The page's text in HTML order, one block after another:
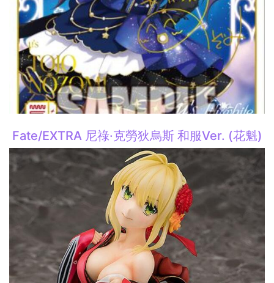
Fate/EXTRA 尼祿·克勞狄烏斯 和服Ver. (花魁)